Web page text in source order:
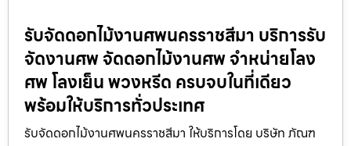
รับจัดดอกไม้งานศพนครราชสีมา บริการรับ
จัดงานศพ จัดดอกไม้งานศพ จำหน่ายโลง
ศพ โลงเย็น พวงหรีด ครบจบในที่เดียว
พร้อมให้บริการทั่วประเทศ
รับจัดดอกไม้งานศพนครราชสีมา ให้บริการโดย บริษัท ภัณฑ